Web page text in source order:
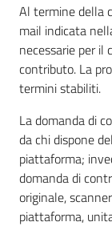
Al termine della
mail indicata
necessarie per il
contributo. La
termini stabiliti.
La domanda di
da chi dispone
piattaforma;
domanda di
originale,
piattaforma,